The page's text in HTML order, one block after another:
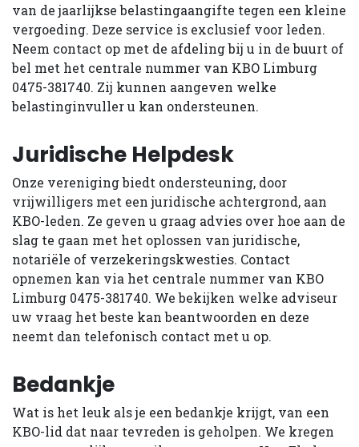
van de jaarlijkse belastingaangifte tegen een kleine
vergoeding. Deze service is exclusief voor leden.
Neem contact op met de afdeling bij u in de buurt of
bel met het centrale nummer van KBO Limburg
0475-381740. Zij kunnen aangeven welke
belastinginvuller u kan ondersteunen.
Juridische Helpdesk
Onze vereniging biedt ondersteuning, door
vrijwilligers met een juridische achtergrond, aan
KBO-leden. Ze geven u graag advies over hoe aan de
slag te gaan met het oplossen van juridische,
notariële of verzekeringskwesties. Contact
opnemen kan via het centrale nummer van KBO
Limburg 0475-381740. We bekijken welke adviseur
uw vraag het beste kan beantwoorden en deze
neemt dan telefonisch contact met u op.
Bedankje
Wat is het leuk als je een bedankje krijgt, van een
KBO-lid dat naar tevreden is geholpen. We kregen